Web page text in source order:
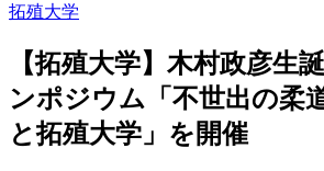
拓殖大学
【拓殖大学】木村政彦生
ンポジウム「不世出の柔
と拓殖大学」を開催